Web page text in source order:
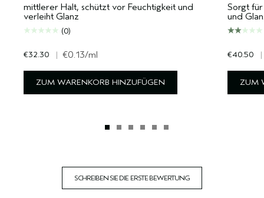
mittlerer Halt, schützt vor Feuchtigkeit und
verleiht Glanz
(0)
€32.30 | €0.13/ml
ZUM WARENKORB HINZUFÜGEN
Sorgt
und
€40.50 |
ZUM
SCHREIBEN SIE DIE ERSTE BEWERTUNG